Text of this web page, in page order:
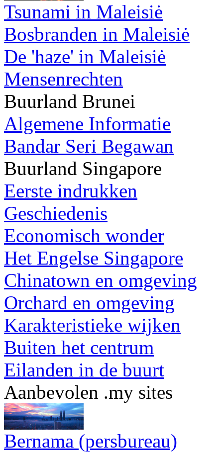
Tsunami in Maleisiė
Bosbranden in Maleisiė
De 'haze' in Maleisiė
Mensenrechten
Buurland Brunei
Algemene Informatie
Bandar Seri Begawan
Buurland Singapore
Eerste indrukken
Geschiedenis
Economisch wonder
Het Engelse Singapore
Chinatown en omgeving
Orchard en omgeving
Karakteristieke wijken
Buiten het centrum
Eilanden in de buurt
Aanbevolen .my sites
Bernama (persbureau)